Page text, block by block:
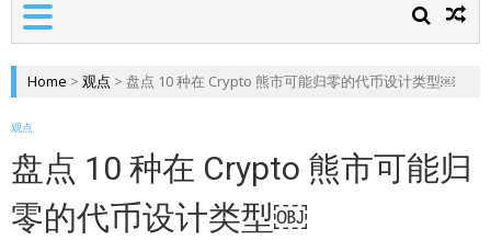
Home > 观点 > 盘点 10 种在 Crypto 熊市可能归零的代币设计类型￼
观点
盘点 10 种在 Crypto 熊市可能归
零的代币设计类型￼